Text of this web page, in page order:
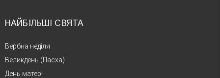
НАЙБІЛЬШІ СВЯТА
Вербна неділя
Великдень (Пасха)
День матері